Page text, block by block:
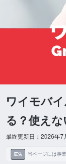
ワイモバ
る？使えな
最終更新日：2026年7
広告 当ページには事